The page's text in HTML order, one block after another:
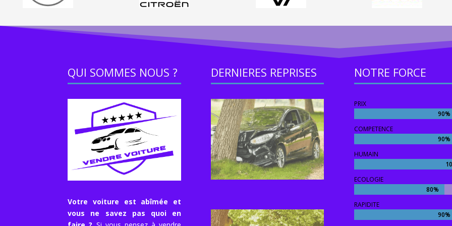
QUI SOMMES NOUS ?
Votre voiture est abîmée et
vous ne savez pas quoi en
DERNIERES REPRISES NOTRE FORCE
PRIX
90%
90%
COMPETENCE
90%
90%
HUMAIN
ECOLOGIE
80%
80%
RAPIDITE
90%
90%